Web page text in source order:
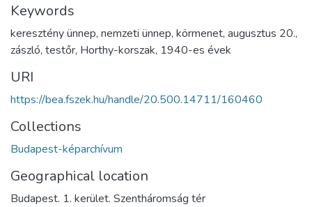
Keywords
keresztény ünnep, nemzeti ünnep, körmenet, augusztus 20.,
zászló, testőr, Horthy-korszak, 1940-es évek
URI
https://bea.fszek.hu/handle/20.500.14711/160460
Collections
Budapest-képarchívum
Geographical location
Budapest. 1. kerület. Szentháromság tér